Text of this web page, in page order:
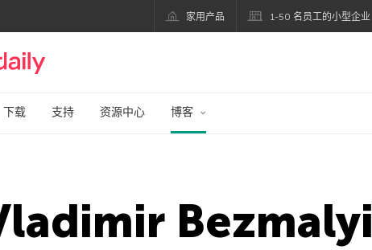
家用产品 1-50 名员工的小型企业
斯基官方博客
下载 支持 资源中心 博客
Bezmalyi